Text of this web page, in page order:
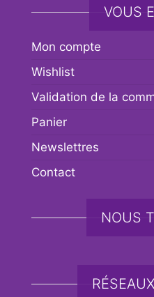
VOUS
Mon compte
Wishlist
Validation de la
Panier
Newslettres
Contact
NOUS